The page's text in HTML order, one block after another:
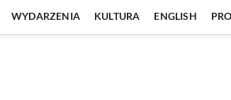
WYDARZENIA KULTURA ENGLISH